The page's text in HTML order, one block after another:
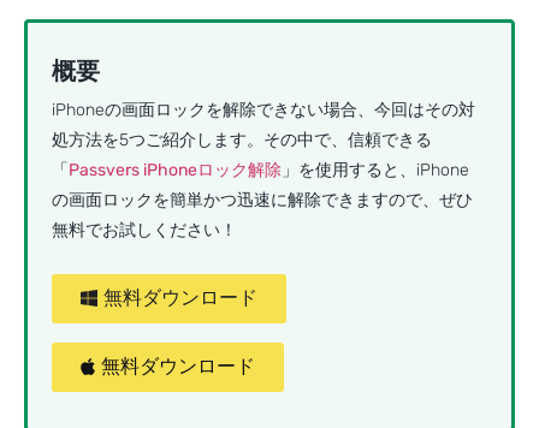
概要
iPhoneの画面ロックを解除できない場合、今回はその対
処方法を5つご紹介します。その中で、信頼できる
「 Passvers iPhoneロック解除」を使用すると、iPhone
の画面ロックを簡単かつ迅速に解除できますので、ぜひ
無料でお試しください！
無料ダウンロード
無料ダウンロード